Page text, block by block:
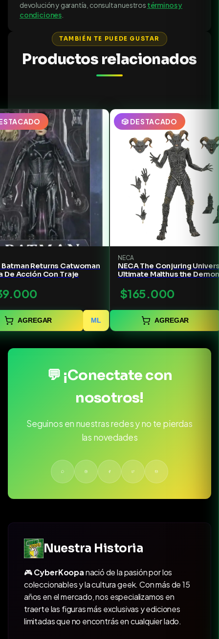
devolución y garantía, consulta nuestros términos y
condiciones
TAMBIÉN TE PUEDE GUSTAR
Productos relacionados
Returns Catwoman
De Acción Con Traje
AGREGAR ML
🎲 DESTACADO
NECA
NECA The Conjuring
Ultimate Malthus the
$165.000
AGREGAR
💬 ¡Conectate con
nosotros!
Seguinos en nuestras redes y no te pierdas
las novedades
Nuestra Historia
🎮CyberKoopanació de la pasión por los
coleccionables y la cultura geek. Con más de 15
años en el mercado, nos especializamos en
traerte las figuras más exclusivas y ediciones
limitadas que no encontrás en cualquier lado.